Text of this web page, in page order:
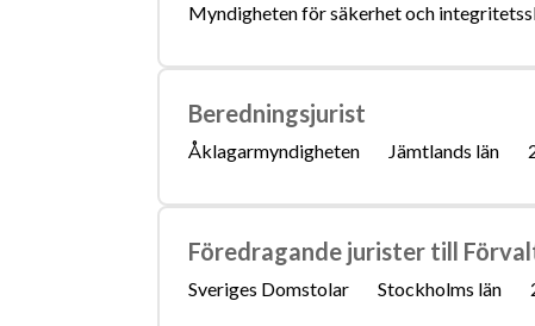
Myndigheten för säkerhet och
Beredningsjurist
Åklagarmyndigheten Jämtlands län
Föredragande jurister till
Sveriges Domstolar Stockholms län